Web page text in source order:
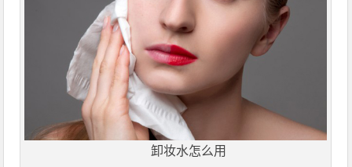
卸妆水怎么用